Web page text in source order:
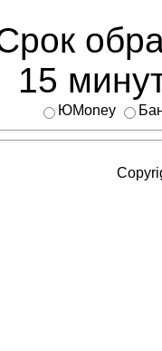
15
ЮMoney